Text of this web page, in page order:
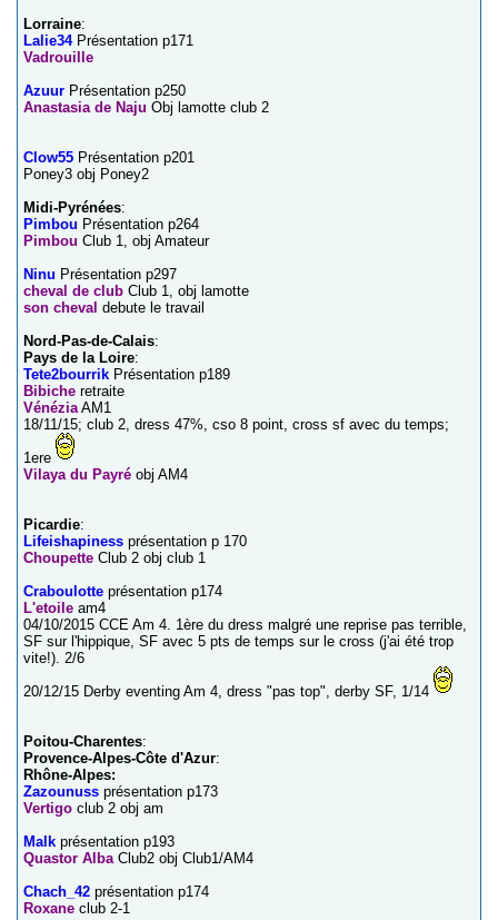
Lorraine:
Lalie34Présentation p171
Vadrouille
Azuur Présentation p250
Anastasia de Naju Obj lamotte club 2
Clow55 Présentation p201
Poney3 obj Poney2
Midi-Pyrénées:
Pimbou Présentation p264
Pimbou Club 1, obj Amateur
Ninu Présentation p297
cheval de club Club 1, obj lamotte
son cheval debute le travail
Nord-Pas-de-Calais:
Pays de la Loire:
Tete2bourrik Présentation p189
Bibiche retraite
VénéziaAM1
18/11/15; club 2, dress 47%, cso 8 point, cross sf avec du temps;
1ere
Vilaya du Payré obj AM4
Picardie:
Lifeishapiness présentation p 170
Choupette Club 2 obj club 1
Craboulotte présentation p174
L'etoile am4
04/10/2015 CCE Am 4. 1ère du dress malgré une reprise pas terrible,
SF sur l'hippique, SF avec 5 pts de temps sur le cross (j'ai été trop
vite!). 2/6
20/12/15 Derby eventing Am 4, dress "pas top", derby SF, 1/14
Poitou-Charentes:
Provence-Alpes-Côte d'Azur:
Rhône-Alpes:
Zazounuss présentation p173
Vertigo club 2 obj am
Malk présentation p193
Quastor AlbaClub2 obj Club1/AM4
Chach_42 présentation p174
Roxane club 2-1